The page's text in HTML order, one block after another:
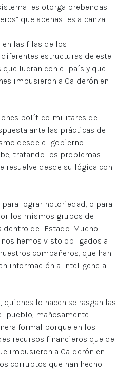
les otorga prebendas
que apenas les alcanza
las filas de los
estructuras de este
lucran con el país y que
impusieron a Calderón en
político-militares de
ante las prácticas de
desde el gobierno
tratando los problemas
desde su lógica con
lograr notoriedad, o para
los mismos grupos de
del Estado. Mucho
hemos visto obligados a
compañeros, que han
información a inteligencia
lo hacen se rasgan las
pueblo, mañosamente
formal porque en los
recursos financieros que de
impusieron a Calderón en
corruptos que han hecho